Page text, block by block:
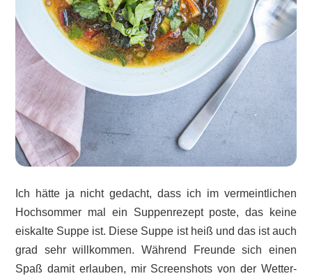
Ich hätte ja nicht gedacht, dass ich im vermeintlichen
Hochsommer mal ein Suppenrezept poste, das keine
eiskalte Suppe ist. Diese Suppe ist heiß und das ist auch
grad sehr willkommen. Während Freunde sich einen
Spaß damit erlauben, mir Screenshots von der Wetter-